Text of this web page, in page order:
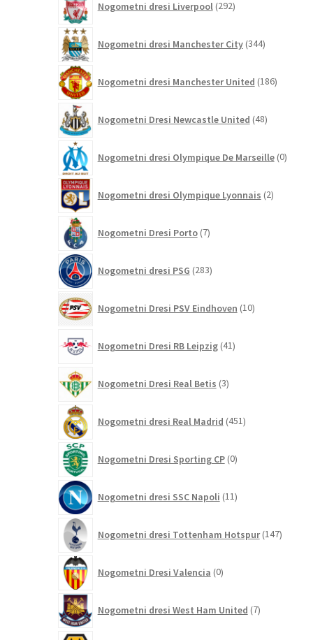
Nogometni dresi Liverpool 292izdelkov
Nogometni dresi Manchester City 344izdelkov
Nogometni dresi Manchester United 186izdelkov
Nogometni Dresi Newcastle United 48izdelkov
Nogometni dresi Olympique De Marseille 0
Nogometni dresi Olympique Lyonnais 2izdelka
Nogometni Dresi Porto 7izdelkov
Nogometni dresi PSG 283izdelkov
Nogometni Dresi PSV Eindhoven 10izdelkov
Nogometni Dresi RB Leipzig 41izdelkov
Nogometni Dresi Real Betis 3izdelki
Nogometni dresi Real Madrid 451izdelkov
Nogometni Dresi Sporting CP 0izdelkov
Nogometni dresi SSC Napoli 11izdelkov
Nogometni dresi Tottenham Hotspur 147
Nogometni Dresi Valencia 0izdelkov
Nogometni dresi West Ham United 7izdelkov